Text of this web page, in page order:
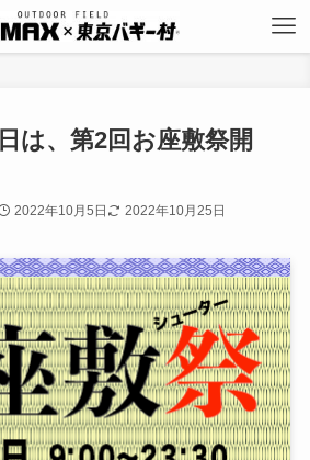
は、第2回お座敷祭開
2022年10月5日 2022年10月25日